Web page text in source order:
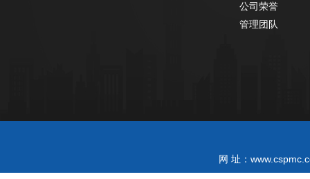
公司荣誉
管理团队
网 址：